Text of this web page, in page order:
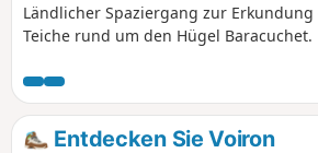
Ländlicher Spaziergang zur
Teiche rund um den Hügel Baracuchet.
Entdecken Sie Voiron